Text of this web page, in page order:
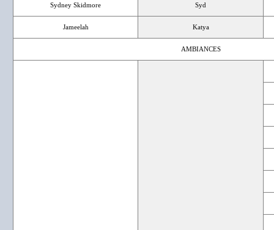
Sydney Skidmore Syd
Jameelah Katya
AMBIANCES